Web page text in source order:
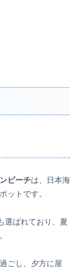
ビーチは、日本海
ットです。
選ばれており、夏
ごし、夕方に屋